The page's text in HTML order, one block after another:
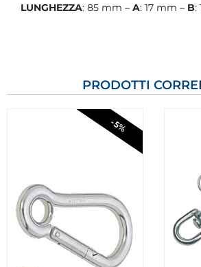
LUNGHEZZA: 85 mm – A: 17 mm – B:
PRODOTTI
-5%